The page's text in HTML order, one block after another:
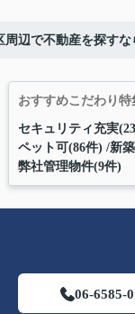
周辺で不動産を探す
おすすめこだわり特
セキュリティ充実
ペット可(86件) 新
弊社管理物件(9件)
06-6585-